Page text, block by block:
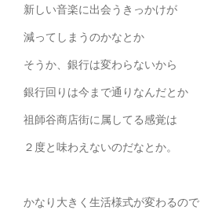
新しい音楽に出会うきっかけが
減ってしまうのかなとか
そうか、銀行は変わらないから
銀行回りは今まで通りなんだとか
祖師谷商店街に属してる感覚は
２度と味わえないのだなとか。
かなり大きく生活様式が変わるので